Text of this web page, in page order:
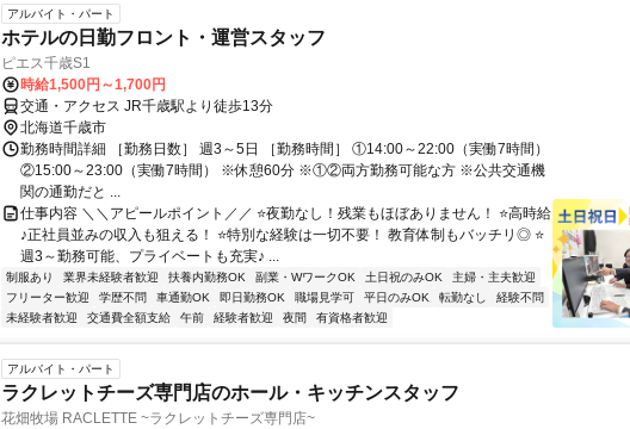
アルバイト・パート
ホテルの日勤フロント・運営スタッフ
ピエス千歳S1
時給1,500円～1,700円
交通・アクセス JR千歳駅より徒歩13分
北海道千歳市
勤務時間詳細 ［勤務日数］ 週3～5日 ［勤務時間］ ①14:00～22:00（実働7時間）
②15:00～23:00（実働7時間） ※休憩60分 ※①②両方勤務可能な方 ※公共交通機
関の通勤だと ...
仕事内容 ＼＼アピールポイント／／ ⭐夜勤なし！残業もほぼありません！ ⭐高時給
♪正社員並みの収入も狙える！ ⭐特別な経験は一切不要！ 教育体制もバッチリ◎ ⭐
週3～勤務可能、プライベートも充実♪ ...
制服あり 業界未経験者歓迎 扶養内勤務OK 副業・WワークOK 土日祝のみOK
主婦・主夫歓迎
フリーター歓迎
学歴不問 車通勤OK 即日勤務OK 職場見学可 平日のみOK 転勤なし
経験不問
未経験者歓迎
交通費全額支給 午前 経験者歓迎 夜間 有資格者歓迎
アルバイト・パート
ラクレットチーズ専門店のホール・キッチンスタッフ
花畑牧場 RACLETTE ~ラクレットチーズ専門店~